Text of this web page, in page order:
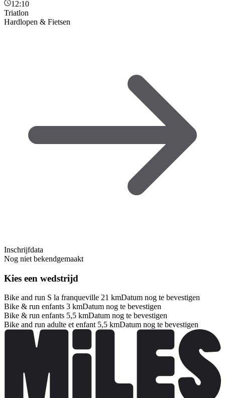
12:10
Triatlon
Hardlopen & Fietsen
Inschrijfdata
Nog niet bekendgemaakt
Kies een wedstrijd
Bike and run S la franqueville 21 kmDatum nog te bevestigen
Bike & run enfants 3 kmDatum nog te bevestigen
Bike & run enfants 5,5 kmDatum nog te bevestigen
Bike and run adulte et enfant 5,5 kmDatum nog te bevestigen